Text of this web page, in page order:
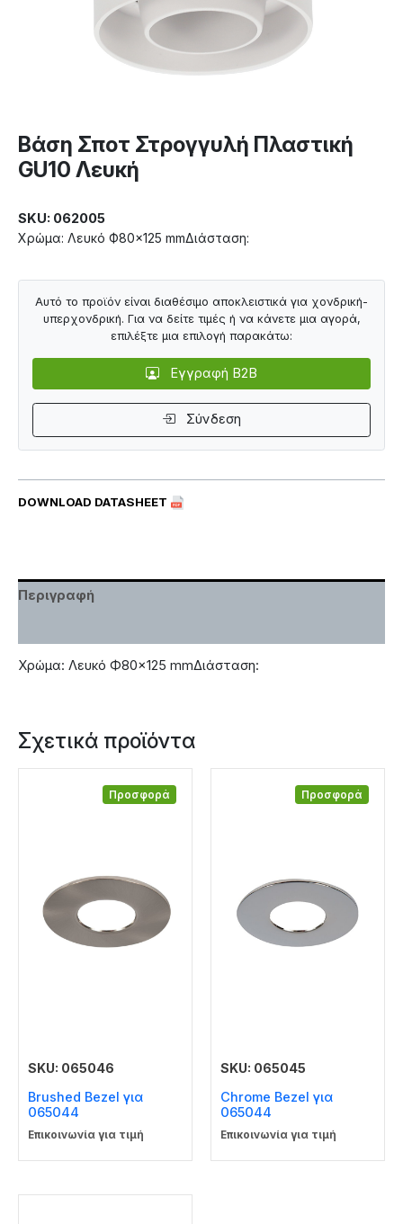
Βάση Σποτ Στρογγυλή Πλαστική
GU10 Λευκή
SKU: 062005
Χρώμα: Λευκό Ф80×125 mmΔιάσταση:
DOWNLOAD DATASHEET
Αυτό το προϊόν είναι διαθέσιμο αποκλειστικά για χονδρική-
υπερχονδρική. Για να δείτε τιμές ή να κάνετε μια αγορά,
επιλέξτε μια επιλογή παρακάτω:
Εγγραφή B2B
Σύνδεση
Περιγραφή
Χρώμα: Λευκό Ф80×125 mmΔιάσταση:
Σχετικά προϊόντα
Προσφορά
SKU: 065046
Brushed Bezel για
065044
Επικοινωνία για τιμή
Προσφορά
SKU: 065045
Chrome Bezel για
065044
Επικοινωνία για τιμή